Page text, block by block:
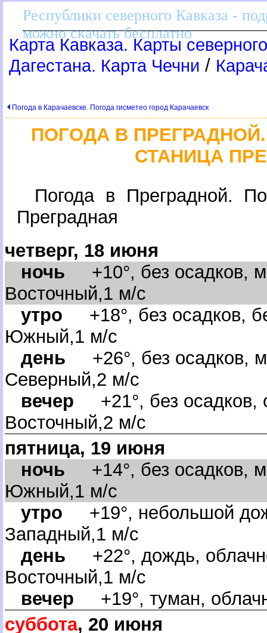
Республики северного Кавказа -
можно скачать бесплатно
Карта Кавказа. Карты
Дагестана. Карта Чечни /
Погода в Карачаевске. Погода гисметео город Карачаевск
ПОГОДА В
СТАНИЦА
Погода в Преградной.
Преградная
четверг, 18 июня
ночь +10°, без осадков,
осточный,1 м/с
утро +18°, без осадков,
Южный,1 м/с
день +26°, без осадков,
Северный,2 м/с
ечер +21°, без осадков,
осточный,2 м/с
пятница, 19 июня
ночь +14°, без осадков,
Южный,1 м/с
утро +19°, небольшой
Западный,1 м/с
день +22°, дождь,
осточный,1 м/с
ечер +19°, туман,
суббота, 20 июня